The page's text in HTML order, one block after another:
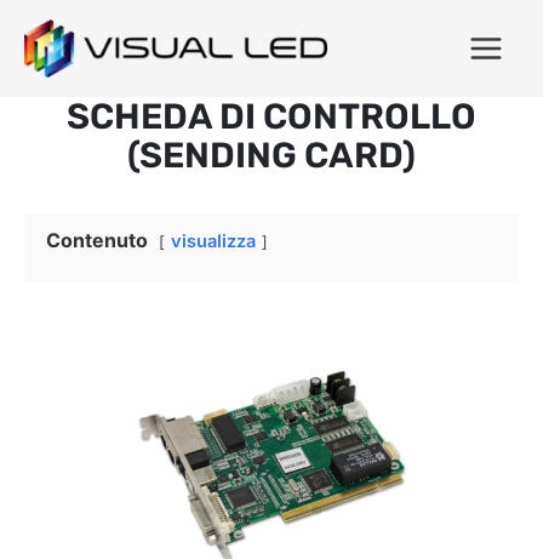
SCHEDA DI CONTROLLO
(SENDING CARD)
Contenuto visualizza